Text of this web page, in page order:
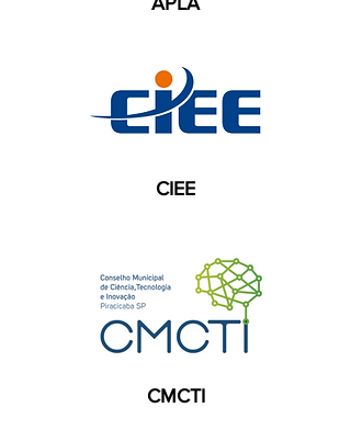
CIEE
CMCTI